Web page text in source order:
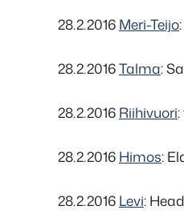
28.2.2016 Meri-Teijo
28.2.2016Talma:
28.2.2016 Riihivuori
28.2.2016 Himos:
28.2.2016 Levi: